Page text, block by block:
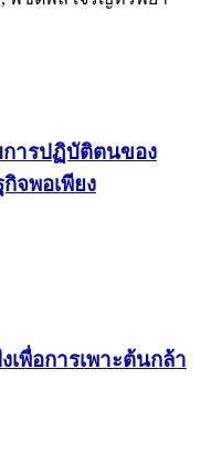
การปฏิบัติตนของ
จพอเพียง
พื่อการเพาะต้นกล้า